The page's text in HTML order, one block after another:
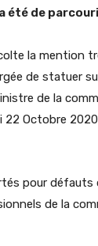
été de
la mention
de statuer
de la
22 Octobre
pour
de la